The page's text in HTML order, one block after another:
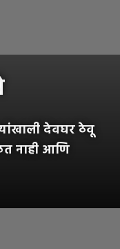
देवघर ठेवू
नाही आणि